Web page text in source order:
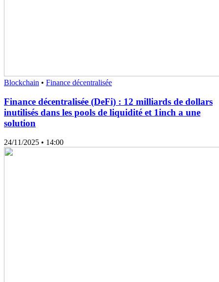
Blockchain • Finance décentralisée
Finance décentralisée (DeFi) : 12 milliards de dollars
inutilisés dans les pools de liquidité et 1inch a une
solution
24/11/2025 • 14:00